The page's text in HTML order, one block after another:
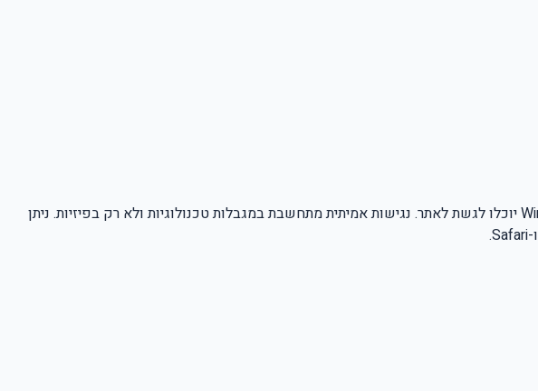
תמיכה לאחור מבטיחה שמשתמשים עם מחשבים ישנים, סביבות עסקיות מוגבלות או מערכות הפעלה כמו Windows 10 יוכלו לגשת לאתר. נגישות אמיתית מתחשבת במגבלות טכנולוגיות ולא רק בפיזיות. ניתן